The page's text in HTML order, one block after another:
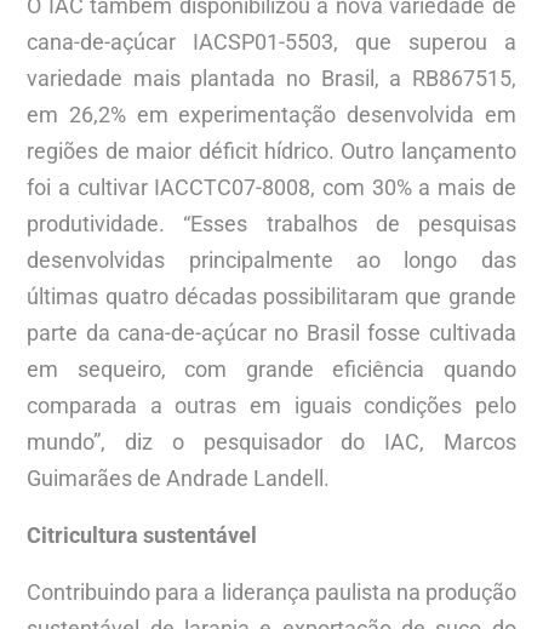
O IAC também disponibilizou a nova variedade de
cana-de-açúcar IACSP01-5503, que superou a
variedade mais plantada no Brasil, a RB867515,
em 26,2% em experimentação desenvolvida em
regiões de maior déficit hídrico. Outro lançamento
foi a cultivar IACCTC07-8008, com 30% a mais de
produtividade. “Esses trabalhos de pesquisas
desenvolvidas principalmente ao longo das
últimas quatro décadas possibilitaram que grande
parte da cana-de-açúcar no Brasil fosse cultivada
em sequeiro, com grande eficiência quando
comparada a outras em iguais condições pelo
mundo”, diz o pesquisador do IAC, Marcos
Guimarães de Andrade Landell.
Citricultura sustentável
Contribuindo para a liderança paulista na produção